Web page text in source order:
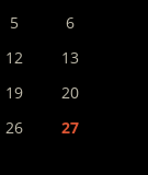
5
6
12
13
19
20
26
27